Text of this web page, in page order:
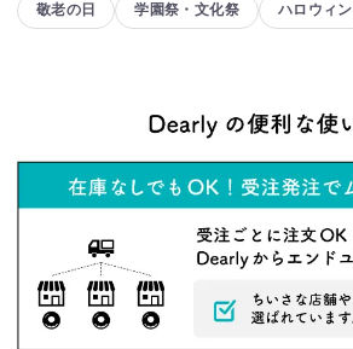
敬老の日 学園祭・文化祭 ハロウィン